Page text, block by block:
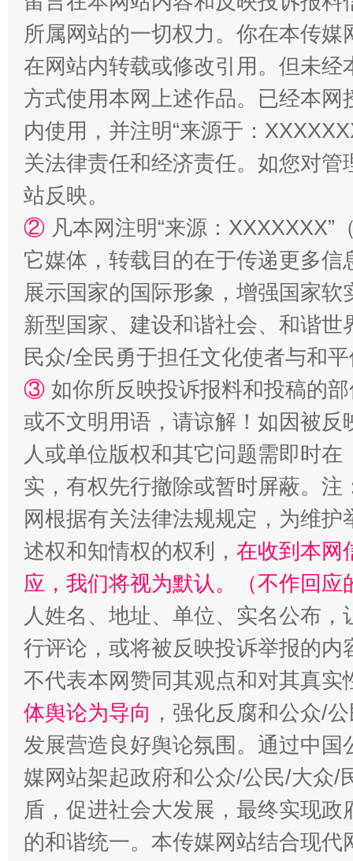
国家大学科技园优化重塑工作
扯下公款旅游的“隐身衣” 如何以
“蜀中异人”王建安的艺术幻境
所属网站的一切权力。你在本传
在网站内转载或修改引用。但未
方式使用本网上述作品。已经本
内使用，并注明“来源于：
关法律责任和经济责任。如您对
站反映。
② 凡本网注明“来源：
它媒体，转载目的在于传递更多
展示国家的国际形象，增强国家
新型国家、建设和谐社会、和谐
民众/全民勇于担任文化使者与和
③ 如你所反映投诉报料和投稿的
或不文明用语，请谅解！如因被
人或单位版权和其它问题需即时在
实，有权先行撤除或暂时屏蔽。
网根据有关法律法规规定，为维
述权和知情权的权利， 在收到本网
应，我们将视为默认。（不作回应
人姓名、地址、单位、实名公布
行评论，或将被反映投诉举报的
不代表本网赞同其观点和对其真实
体舆论为导向 ，强化反腐和公众/
发展营造良好舆论氛围。通过中
媒网站架起政府和公众/公民/大众/
盾，促进社会大发展，最终实现
的和谐统一。本传媒网站结合现